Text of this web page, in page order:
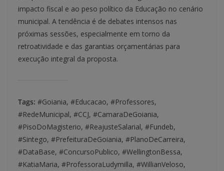
impacto fiscal e ao peso político da Educação no cenário
municipal. A tendência é de debates intensos nas
próximas sessões, especialmente em torno da
retroatividade e das garantias orçamentárias para
execução integral da proposta.
Tags: #Goiania, #Educacao, #Professores,
#RedeMunicipal, #CCJ, #CamaraDeGoiania,
#PisoDoMagisterio, #ReajusteSalarial, #Fundeb,
#Sintego, #PrefeituraDeGoiania, #PlanoDeCarreira,
#DataBase, #ConcursoPublico, #WellingtonBessa,
#KatiaMaria, #ProfessoraLudymilla, #WillianVeloso,